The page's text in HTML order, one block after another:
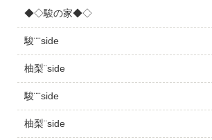
◆◇駿の家◆◇
駿¨¨side
柚梨¨side
駿¨¨side
柚梨¨side